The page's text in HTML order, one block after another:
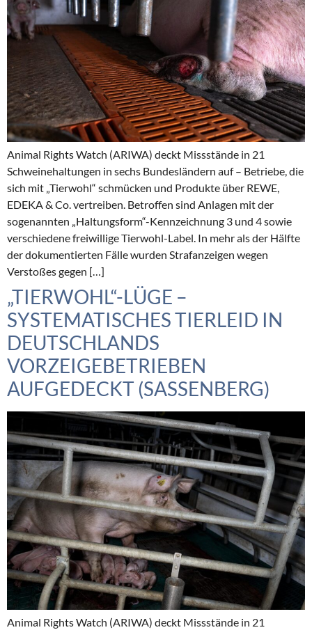
Animal Rights Watch (ARIWA) deckt Missstände in 21
Schweinehaltungen in sechs Bundesländern auf – Betriebe, die
sich mit „Tierwohl“ schmücken und Produkte über REWE,
EDEKA & Co. vertreiben. Betroffen sind Anlagen mit der
sogenannten „Haltungsform“-Kennzeichnung 3 und 4 sowie
verschiedene freiwillige Tierwohl-Label. In mehr als der Hälfte
der dokumentierten Fälle wurden Strafanzeigen wegen
Verstoßes gegen […]
„TIERWOHL“-LÜGE –
SYSTEMATISCHES TIERLEID IN
DEUTSCHLANDS
VORZEIGEBETRIEBEN
AUFGEDECKT (SASSENBERG)
Animal Rights Watch (ARIWA) deckt Missstände in 21